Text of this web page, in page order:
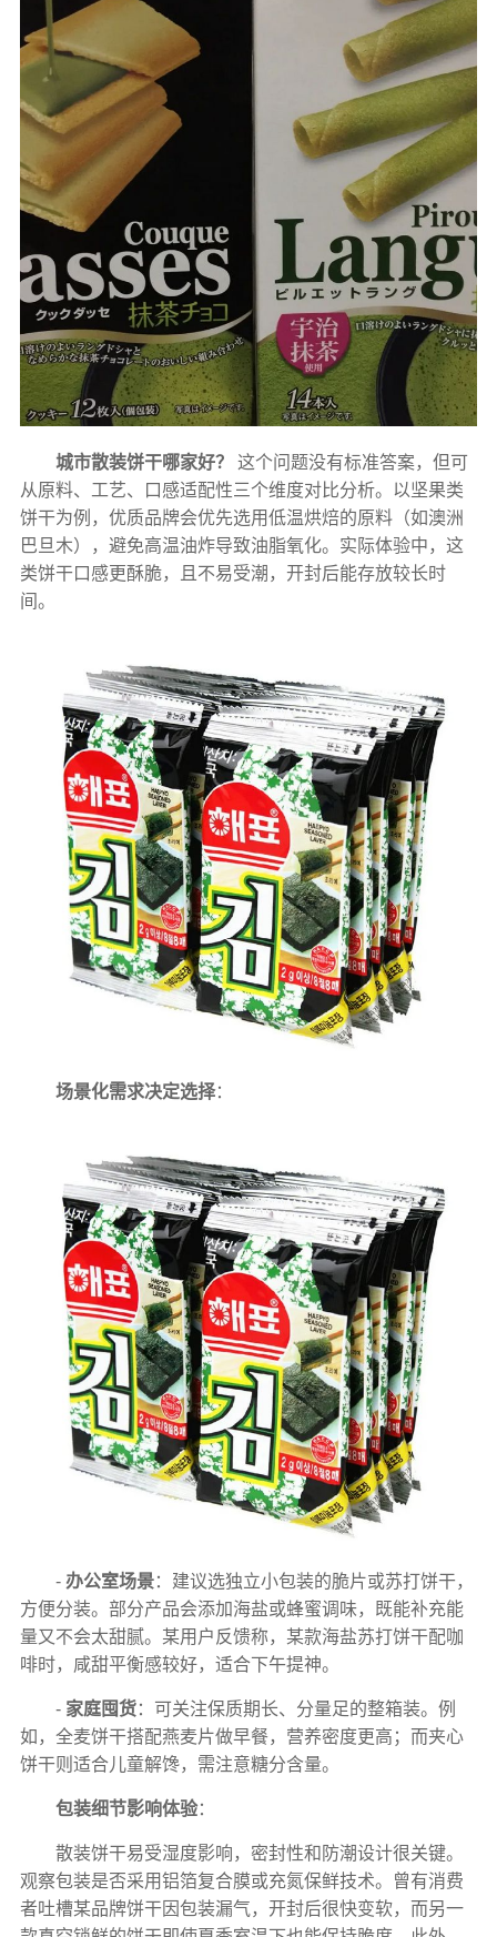
城市散装饼干哪家好？
这个问题没有标准答案，但可
从原料、工艺、口感适配性三个维度对比分析。以坚果类
饼干为例，优质品牌会优先选用低温烘焙的原料（如澳洲
巴旦木），避免高温油炸导致油脂氧化。实际体验中，这
类饼干口感更酥脆，且不易受潮，开封后能存放较长时
间。
场景化需求决定选择：
- 办公室场景：建议选独立小包装的脆片或苏打饼干，
方便分装。部分产品会添加海盐或蜂蜜调味，既能补充能
量又不会太甜腻。某用户反馈称，某款海盐苏打饼干配咖
啡时，咸甜平衡感较好，适合下午提神。
- 家庭囤货：可关注保质期长、分量足的整箱装。例
如，全麦饼干搭配燕麦片做早餐，营养密度更高；而夹心
饼干则适合儿童解馋，需注意糖分含量。
包装细节影响体验：
散装饼干易受湿度影响，密封性和防潮设计很关键。
观察包装是否采用铝箔复合膜或充氮保鲜技术。曾有消费
者吐槽某品牌饼干因包装漏气，开封后很快变软，而另一